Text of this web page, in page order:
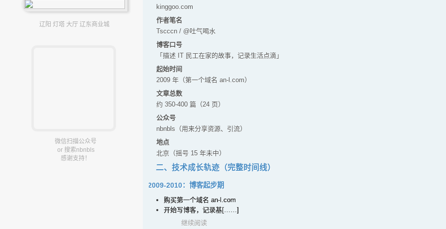
辽阳 灯塔 大厅 辽东商业城
微信扫描公众号
or 搜索nbnbls
感谢支持！
kinggoo.com
作者笔名
Tscccn / @吐气喝水
博客口号
「描述 IT 民工在家的故事，记录生活点滴」
起始时间
2009 年（第一个域名 an-l.com）
文章总数
约 350-400 篇（24 页）
公众号
nbnbls（用来分享资源、引流）
地点
北京（摇号 15 年未中）
二、技术成长轨迹（完整时间线）
2009-2010：博客起步期
购买第一个域名 an-l.com
开始写博客，记录基[……]
继续阅读